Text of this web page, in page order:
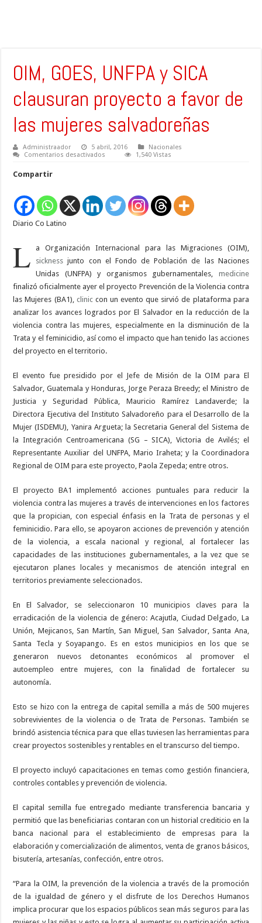
OIM, GOES, UNFPA y SICA
clausuran proyecto a favor de
las mujeres salvadoreñas
Administraador 5 abril, 2016
Nacionales
Comentarios desactivados
clausuran
proyecto
a
mujeres
salvadoreñas
1,540 Vistas
Compartir
Diario Co Latino
L
a Organización Internacional para las Migraciones (OIM),
sickness junto con el Fondo de Población de las Naciones
Unidas (UNFPA) y organismos gubernamentales, medicine
finalizó oficialmente ayer el proyecto Prevención de la Violencia contra
las Mujeres (BA1), cliniccon un evento que sirvió de plataforma para
analizar los avances logrados por El Salvador en la reducción de la
violencia contra las mujeres, especialmente en la disminución de la
Trata y el feminicidio, así como el impacto que han tenido las acciones
del proyecto en el territorio.
El evento fue presidido por el Jefe de Misión de la OIM para El
Salvador, Guatemala y Honduras, Jorge Peraza Breedy; el Ministro de
Justicia y Seguridad Pública, Mauricio Ramírez Landaverde; la
Directora Ejecutiva del Instituto Salvadoreño para el Desarrollo de la
Mujer (ISDEMU), Yanira Argueta; la Secretaria General del Sistema de
la Integración Centroamericana (SG – SICA), Victoria de Avilés; el
Representante Auxiliar del UNFPA, Mario Iraheta; y la Coordinadora
Regional de OIM para este proyecto, Paola Zepeda; entre otros.
El proyecto BA1 implementó acciones puntuales para reducir la
violencia contra las mujeres a través de intervenciones en los factores
que la propician, con especial énfasis en la Trata de personas y el
feminicidio. Para ello, se apoyaron acciones de prevención y atención
de la violencia, a escala nacional y regional, al fortalecer las
capacidades de las instituciones gubernamentales, a la vez que se
ejecutaron planes locales y mecanismos de atención integral en
territorios previamente seleccionados.
En El Salvador, se seleccionaron 10 municipios claves para la
erradicación de la violencia de género: Acajutla, Ciudad Delgado, La
Unión, Mejicanos, San Martín, San Miguel, San Salvador, Santa Ana,
Santa Tecla y Soyapango. Es en estos municipios en los que se
generaron nuevos detonantes económicos al promover el
autoempleo entre mujeres, con la finalidad de fortalecer su
autonomía.
Esto se hizo con la entrega de capital semilla a más de 500 mujeres
sobrevivientes de la violencia o de Trata de Personas. También se
brindó asistencia técnica para que ellas tuviesen las herramientas para
crear proyectos sostenibles y rentables en el transcurso del tiempo.
El proyecto incluyó capacitaciones en temas como gestión financiera,
controles contables y prevención de violencia.
El capital semilla fue entregado mediante transferencia bancaria y
permitió que las beneficiarias contaran con un historial crediticio en la
banca nacional para el establecimiento de empresas para la
elaboración y comercialización de alimentos, venta de granos básicos,
bisutería, artesanías, confección, entre otros.
“Para la OIM, la prevención de la violencia a través de la promoción
de la igualdad de género y el disfrute de los Derechos Humanos
implica procurar que los espacios públicos sean más seguros para las